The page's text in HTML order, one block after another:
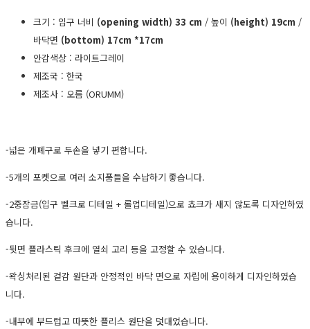
크기 : 입구 너비 (opening width) 33 cm / 높이 (height) 19cm /
바닥면 (bottom) 17cm *17cm
안감색상 : 라이트그레이
제조국 : 한국
제조사 : 오름 (ORUMM)
-넓은 개폐구로 두손을 넣기 편합니다.
-5개의 포켓으로 여러 소지품들을 수납하기 좋습니다.
-2중잠금(입구 벨크로 디테일 + 롤업디테일)으로 쵸크가 새지 않도록 디자인하였
습니다.
-뒷면 플라스틱 후크에 열쇠 고리 등을 고정할 수 있습니다.
-왁싱처리된 겉감 원단과 안정적인 바닥 면으로 자립에 용이하게 디자인하였습
니다.
-내부에 부드럽고 따뜻한 플리스 원단을 덧대었습니다.